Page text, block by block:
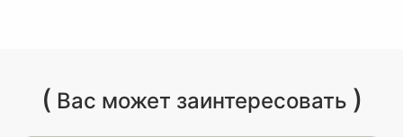
( Вас может заинтересовать )